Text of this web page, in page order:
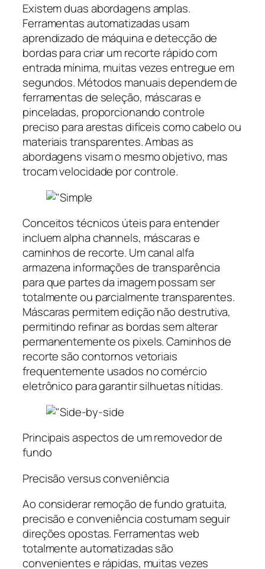
Existem duas abordagens amplas.
Ferramentas automatizadas usam
aprendizado de máquina e detecção de
bordas para criar um recorte rápido com
entrada mínima, muitas vezes entregue em
segundos. Métodos manuais dependem de
ferramentas de seleção, máscaras e
pinceladas, proporcionando controle
preciso para arestas difíceis como cabelo ou
materiais transparentes. Ambas as
abordagens visam o mesmo objetivo, mas
trocam velocidade por controle.
Conceitos técnicos úteis para entender
incluem alpha channels, máscaras e
caminhos de recorte. Um canal alfa
armazena informações de transparência
para que partes da imagem possam ser
totalmente ou parcialmente transparentes.
Máscaras permitem edição não destrutiva,
permitindo refinar as bordas sem alterar
permanentemente os pixels. Caminhos de
recorte são contornos vetoriais
frequentemente usados no comércio
eletrônico para garantir silhuetas nítidas.
Principais aspectos de um removedor de
fundo
Precisão versus conveniência
Ao considerar remoção de fundo gratuita,
precisão e conveniência costumam seguir
direções opostas. Ferramentas web
totalmente automatizadas são
convenientes e rápidas, muitas vezes